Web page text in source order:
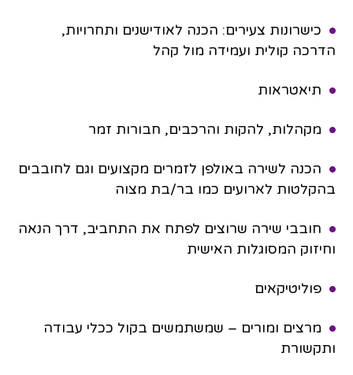
כישרונות צעירים: הכנה לאודישנים ותחרויות,
הדרכה קולית ועמידה מול קהל
תיאטראות
מקהלות, להקות והרכבים, חבורות זמר
הכנה לשירה באולפן לזמרים מקצועים וגם לחובבים
בהקלטות לארועים כמו בר/בת מצוה
חובבי שירה שרוצים לפתח את התחביב, דרך הנאה
וחיזוק המסוגלות האישית
פוליטיקאים
מרצים ומורים – שמשתמשים בקול ככלי עבודה
ותקשורת